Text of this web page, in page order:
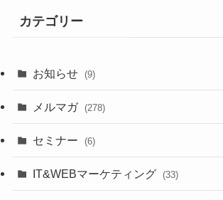
カテゴリー
お知らせ (9)
メルマガ (278)
セミナー (6)
IT&WEBマーケティング (33)